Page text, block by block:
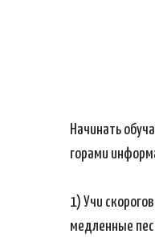
Начинать
горами
1) Учи
медленные